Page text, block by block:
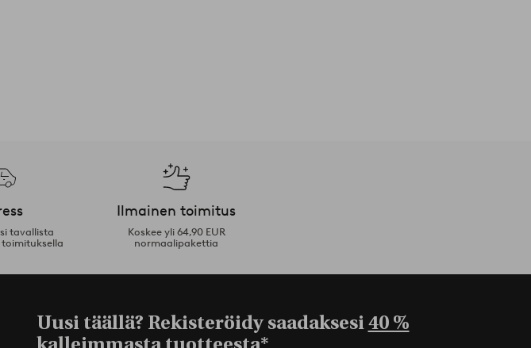
tavallista
Ilmainen toimitus
Koskee yli 64,90 EUR
normaalipakettia
Uusi täällä? Rekisteröidy saadaksesi40 %